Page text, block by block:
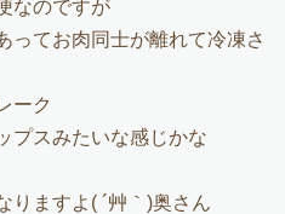
なのですが
ってお肉同士が離れて冷凍さ
ーク
プスみたいな感じかな
りますよ( ´艸｀)奥さん